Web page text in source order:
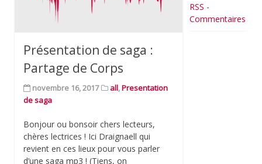
Présentation de saga :
Partage de Corps
novembre 16, 2017 all,Presentation
de saga
Bonjour ou bonsoir chers lecteurs,
chères lectrices ! Ici Draignaell qui
revient en ces lieux pour vous parler
d’une saga mp3 ! (Tiens, on
RSS -
Commentaires